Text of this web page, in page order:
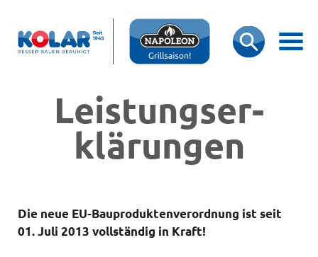
Leis­tungs­­er­
klär­ung­en
Die neue EU-Bauproduktenverordnung ist seit
01. Juli 2013 vollständig in Kraft!